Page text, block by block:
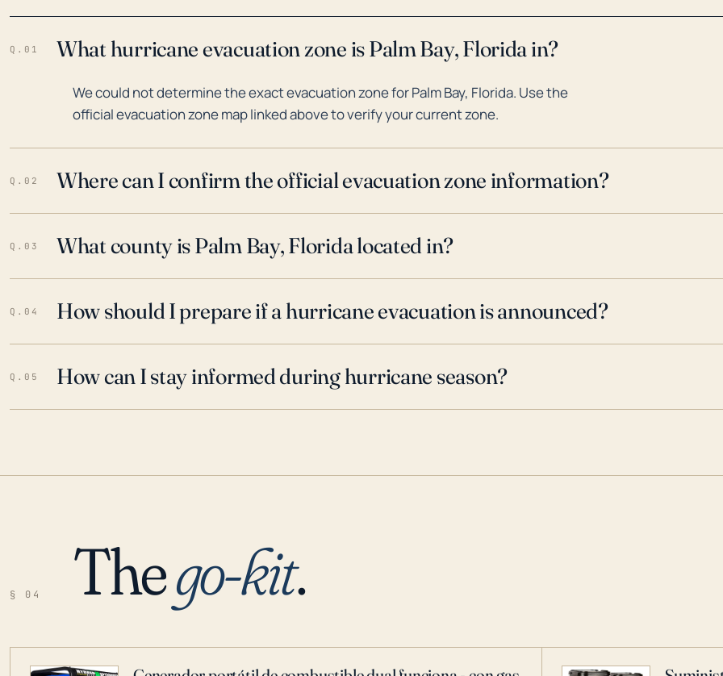
Q.01 What hurricane evacuation zone is Palm Bay, Florida in?
We could not determine the exact evacuation zone for Palm Bay, Florida. Use the
official evacuation zone map linked above to verify your current zone.
Q.02 Where can I confirm the official evacuation zone information?
Q.03 What county is Palm Bay, Florida located in?
Q.04 How should I prepare if a hurricane evacuation is announced?
Q.05 How can I stay informed during hurricane season?
§ 04 Thego-kit.